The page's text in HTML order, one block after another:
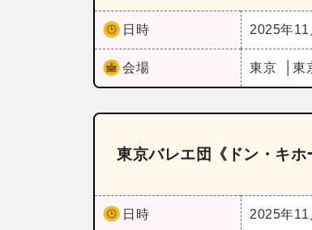
日時 2025年11
会場 東京 東
東京バレエ団《ドン・キホ
日時 2025年11